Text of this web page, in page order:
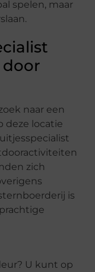
spelen, maar
door
naar een
deze locatie
zich
is
U kunt op